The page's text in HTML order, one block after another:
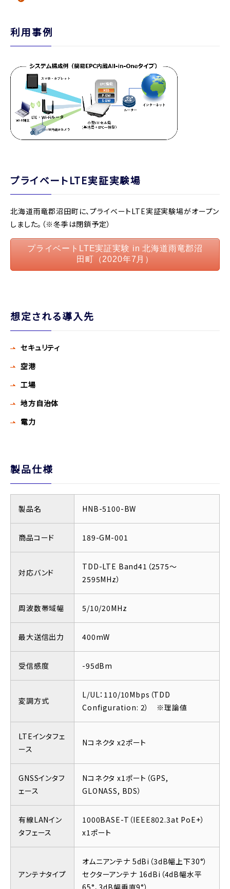
利用事例
プライベートLTE実証実験場
北海道雨竜郡沼田町に、プライベートLTE実証実験場がオープン
しました。（※冬季は閉鎖予定）​
プライベートLTE実証実験 in 北海道雨竜郡沼
田町（2020年7月）
想定される導入先
セキュリティ
空港
工場
地方自治体
電力
製品仕様
製品名 HNB-5100-BW
商品コード 189-GM-001
対応バンド
TDD-LTE Band41（2575～
2595MHz）
周波数帯域幅 5/10/20MHz
最大送信出力 400mW
受信感度 -95dBm
変調方式
L/UL：110/10Mbps（TDD
Configuration: 2） ※理論値
LTEインタフェ
ース
Nコネクタ x2ポート
GNSSインタフ
ェース
Nコネクタ x1ポート（GPS,
GLONASS, BDS）
有線LANイン
タフェース
1000BASE-T（IEEE802.3at PoE+）
x1ポート
アンテナタイプ
オムニアンテナ 5dBi（3dB幅上下30°）
セクターアンテナ 16dBi（4dB幅水平